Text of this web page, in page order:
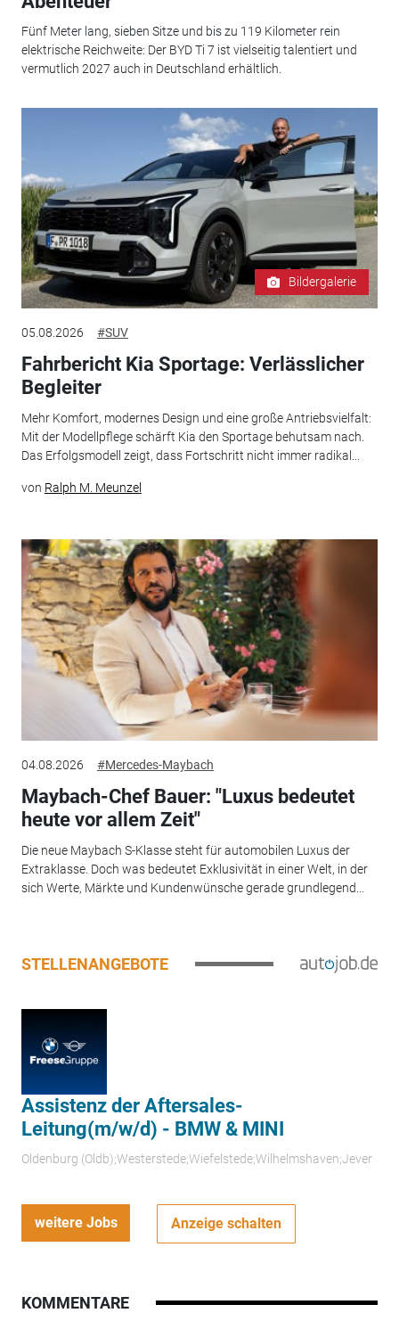
Fünf Meter lang, sieben Sitze und bis zu 119 Kilometer rein
elektrische Reichweite: Der BYD Ti 7 ist vielseitig talentiert und
vermutlich 2027 auch in Deutschland erhältlich.
Bildergalerie
05.08.2026 #SUV
Fahrbericht Kia Sportage: Verlässlicher
Begleiter
Mehr Komfort, modernes Design und eine große Antriebsvielfalt:
Mit der Modellpflege schärft Kia den Sportage behutsam nach.
Das Erfolgsmodell zeigt, dass Fortschritt nicht immer radikal...
von Ralph M. Meunzel
04.08.2026 #Mercedes-Maybach
Maybach-Chef Bauer: "Luxus bedeutet
heute vor allem Zeit"
Die neue Maybach S-Klasse steht für automobilen Luxus der
Extraklasse. Doch was bedeutet Exklusivität in einer Welt, in der
sich Werte, Märkte und Kundenwünsche gerade grundlegend...
STELLENANGEBOTE
Assistenz der Aftersales-
Leitung(m/w/d) - BMW & MINI
Oldenburg (Oldb);Westerstede;Wiefelstede;Wilhelmshaven;Jever
weitere Jobs Anzeige schalten
KOMMENTARE